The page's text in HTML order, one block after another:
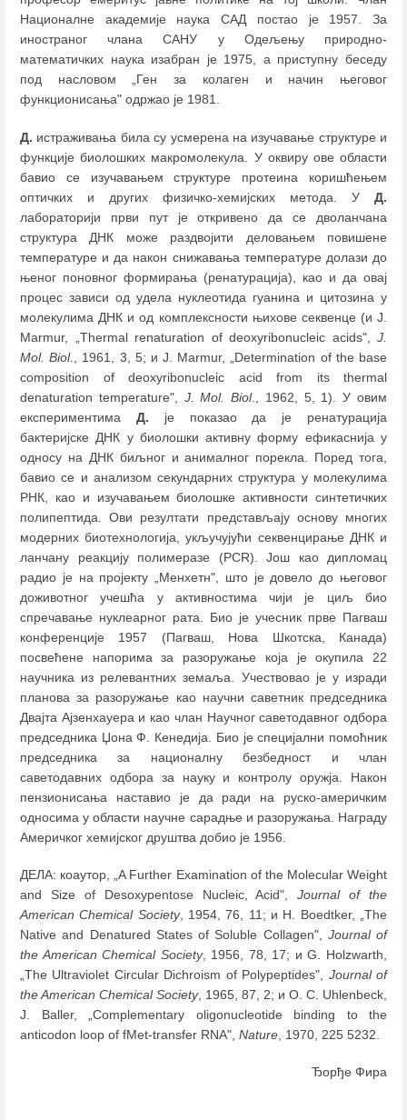
Националне академије наука САД постао је 1957. За
иностраног члана САНУ у Одељењу природно-
математичких наука изабран је 1975, а приступну беседу
под насловом „Ген за колаген и начин његовог
функционисања" одржао је 1981.
Д. истраживања била су усмерена на изучавање структуре и
функције биолошких макромолекула. У оквиру ове области
бавио се изучавањем структуре протеина коришћењем
оптичких и других физичко-хемијских метода. У Д.
лабораторији први пут је откривено да се дволанчана
структура ДНК може раздвојити деловањем повишене
температуре и да након снижавања температуре долази до
њеног поновног формирања (ренатурација), као и да овај
процес зависи од удела нуклеотида гуанина и цитозина у
молекулима ДНК и од комплексности њихове секвенце (и J.
Marmur, „Thermal renaturation of deoxyribonucleic acids", J.
Mol. Biol., 1961, 3, 5; и J. Marmur, „Determination of the base
composition of deoxyribonucleic acid from its thermal
denaturation temperature", J. Mol. Biol., 1962, 5, 1). У овим
експериментима Д. је показао да је ренатурација
бактеријске ДНК у биолошки активну форму ефикаснија у
односу на ДНК биљног и анималног порекла. Поред тога,
бавио се и анализом секундарних структура у молекулима
РНК, као и изучавањем биолошке активности синтетичких
полипептида. Ови резултати представљају основу многих
модерних биотехнологија, укључујући секвенцирање ДНК и
ланчану реакцију полимеразе (PCR). Још као дипломац
радио је на пројекту „Менхетн", што је довело до његовог
доживотног учешћа у активностима чији је циљ био
спречавање нуклеарног рата. Био је учесник прве Пагваш
конференције 1957 (Пагваш, Нова Шкотска, Канада)
посвећене напорима за разоружање која је окупила 22
научника из релевантних земаља. Учествовао је у изради
планова за разоружање као научни саветник председника
Двајта Ајзенхауера и као члан Научног саветодавног одбора
председника Џона Ф. Кенедија. Био је специјални помоћник
председника за националну безбедност и члан
саветодавних одбора за науку и контролу оружја. Након
пензионисања наставио је да ради на руско-америчким
односима у области научне сарадње и разоружања. Награду
Америчког хемијског друштва добио је 1956.
ДЕЛА: коаутор, „A Further Examination of the Molecular Weight
and Size of Desoxypentose Nucleic, Acid",Journal of the
American Chemical Society, 1954, 76, 11; и H. Boedtker, „The
Native and Denatured States of Soluble Collagen", Journal of
the American Chemical Society, 1956, 78, 17; и G. Holzwarth,
„The Ultraviolet Circular Dichroism of Polypeptides", Journal of
the American Chemical Society, 1965, 87, 2; и O. C. Uhlenbeck,
J. Baller, „Complementary oligonucleotide binding to the
anticodon loop of fMet-transfer RNA", Nature , 1970, 225 5232.
Ђорђе Фира